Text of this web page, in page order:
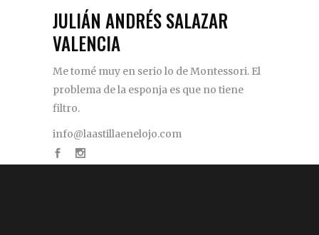
JULIÁN ANDRÉS SALAZAR
VALENCIA
Me tomé muy en serio lo de Montessori. El
problema de la esponja es que no tiene
filtro.
info@laastillaenelojo.com